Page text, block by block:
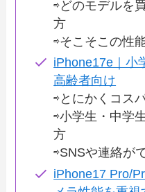
⇨どのモデルを
方
⇨そこそこの性
iPhone17e｜小
高齢者向け
⇨とにかくコス
⇨小学生・中学
方
⇨SNSや連絡が
iPhone17 Pro/